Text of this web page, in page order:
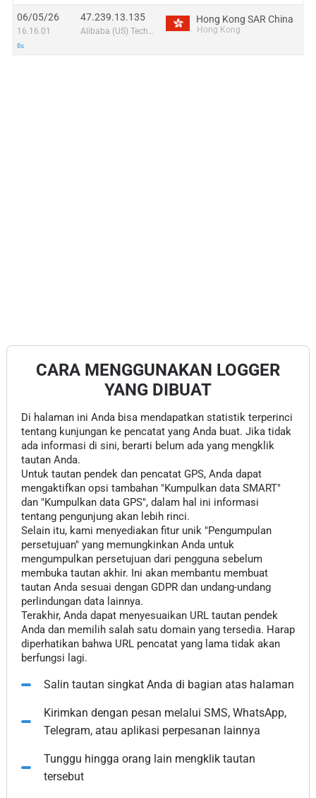
06/05/26
16.16.01
0s
47.239.13.135
Alibaba (US) Technology Co., Ltd.
Hong Kong SAR China
Hong Kong
CARA MENGGUNAKAN LOGGER
YANG DIBUAT
Di halaman ini Anda bisa mendapatkan statistik terperinci
tentang kunjungan ke pencatat yang Anda buat. Jika tidak
ada informasi di sini, berarti belum ada yang mengklik
tautan Anda.
Untuk tautan pendek dan pencatat GPS, Anda dapat
mengaktifkan opsi tambahan "Kumpulkan data SMART"
dan "Kumpulkan data GPS", dalam hal ini informasi
tentang pengunjung akan lebih rinci.
Selain itu, kami menyediakan fitur unik "Pengumpulan
persetujuan" yang memungkinkan Anda untuk
mengumpulkan persetujuan dari pengguna sebelum
membuka tautan akhir. Ini akan membantu membuat
tautan Anda sesuai dengan GDPR dan undang-undang
perlindungan data lainnya.
Terakhir, Anda dapat menyesuaikan URL tautan pendek
Anda dan memilih salah satu domain yang tersedia. Harap
diperhatikan bahwa URL pencatat yang lama tidak akan
berfungsi lagi.
Salin tautan singkat Anda di bagian atas halaman
Kirimkan dengan pesan melalui SMS, WhatsApp,
Telegram, atau aplikasi perpesanan lainnya
Tunggu hingga orang lain mengklik tautan
tersebut